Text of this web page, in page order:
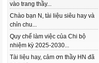
vào trang thầy...
Chào bạn N, tài liệu siêu hay và
chỉn chu...
Quy chế làm việc của Chi bộ
nhiệm kỳ 2025-2030...
Tài liệu hay, cảm ơn thầy HN đã